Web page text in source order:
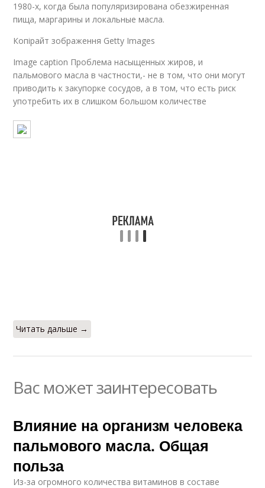
1980-х, когда была популяризирована обезжиренная
пища, маргарины и локальные масла.
Копірайт зображення Getty Images
Image caption Проблема насыщенных жиров, и
пальмового масла в частности,- не в том, что они могут
приводить к закупорке сосудов, а в том, что есть риск
употребить их в слишком большом количестве
Читать дальше →
Вас может заинтересовать
Влияние на организм человека
пальмового масла. Общая
польза
Из-за огромного количества витаминов в составе